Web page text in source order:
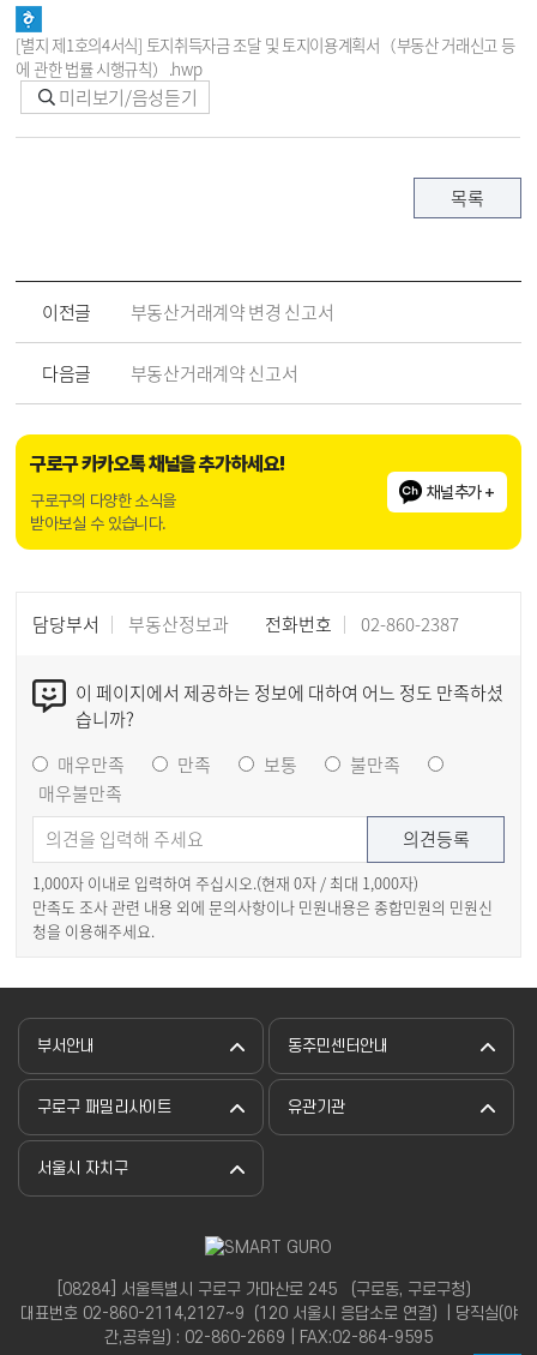
[별지 제1호의4서식] 토지취득자금 조달 및 토지이용계획서（부동산 거래신고 등
에 관한 법률 시행규칙）.hwp
미리보기/음성듣기
목록
이전글 부동산거래계약 변경 신고서
다음글 부동산거래계약 신고서
구로구 카카오톡 채널을 추가하세요!
구로구의 다양한 소식을
받아보실 수 있습니다.
채널추가 +
담당부서 부동산정보과 전화번호 02-860-2387
이 페이지에서 제공하는 정보에 대하여 어느 정도 만족하셨
습니까?
매우만족
만족 보통
불만족
매우불만족
1,000자 이내로 입력하여 주십시오.(현재 0자 / 최대 1,000자)
만족도 조사 관련 내용 외에 문의사항이나 민원내용은 종합민원의 민원신
청을 이용해주세요.
부서안내 동주민센터안내
구로구 패밀리사이트 유관기관
서울시 자치구
[08284] 서울특별시 구로구 가마산로 245 （구로동, 구로구청）
대표번호 02-860-2114,2127~9（120 서울시 응답소로 연결）| 당직실(야
간,공휴일) : 02-860-2669 | FAX:02-864-9595